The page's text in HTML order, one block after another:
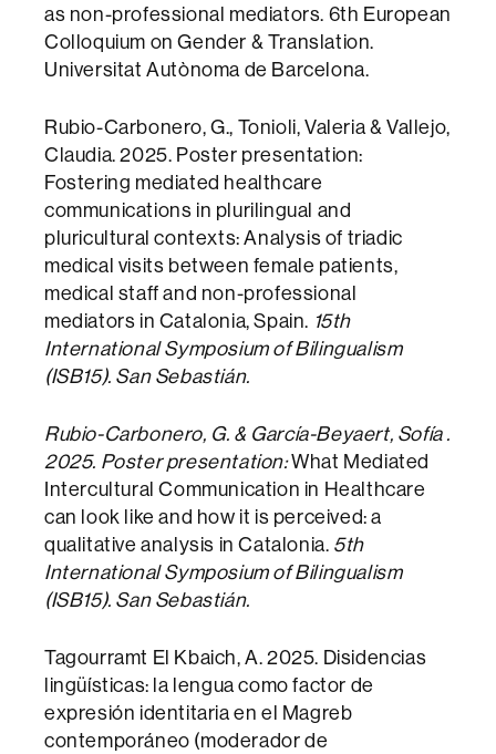
as non-professional mediators. 6th European
Colloquium on Gender & Translation.
Universitat Autònoma de Barcelona.
Rubio-Carbonero, G., Tonioli, Valeria & Vallejo,
Claudia. 2025. Poster presentation:
Fostering mediated healthcare
communications in plurilingual and
pluricultural contexts: Analysis of triadic
medical visits between female patients,
medical staff and non-professional
mediators in Catalonia, Spain. 15th
International Symposium of Bilingualism
(ISB15). San Sebastián.
Rubio-Carbonero, G. & García-Beyaert, Sofía .
2025. Poster presentation:What Mediated
Intercultural Communication in Healthcare
can look like and how it is perceived: a
qualitative analysis in Catalonia. 5th
International Symposium of Bilingualism
(ISB15). San Sebastián.
Tagourramt El Kbaich, A. 2025. Disidencias
lingüísticas: la lengua como factor de
expresión identitaria en el Magreb
contemporáneo (moderador de